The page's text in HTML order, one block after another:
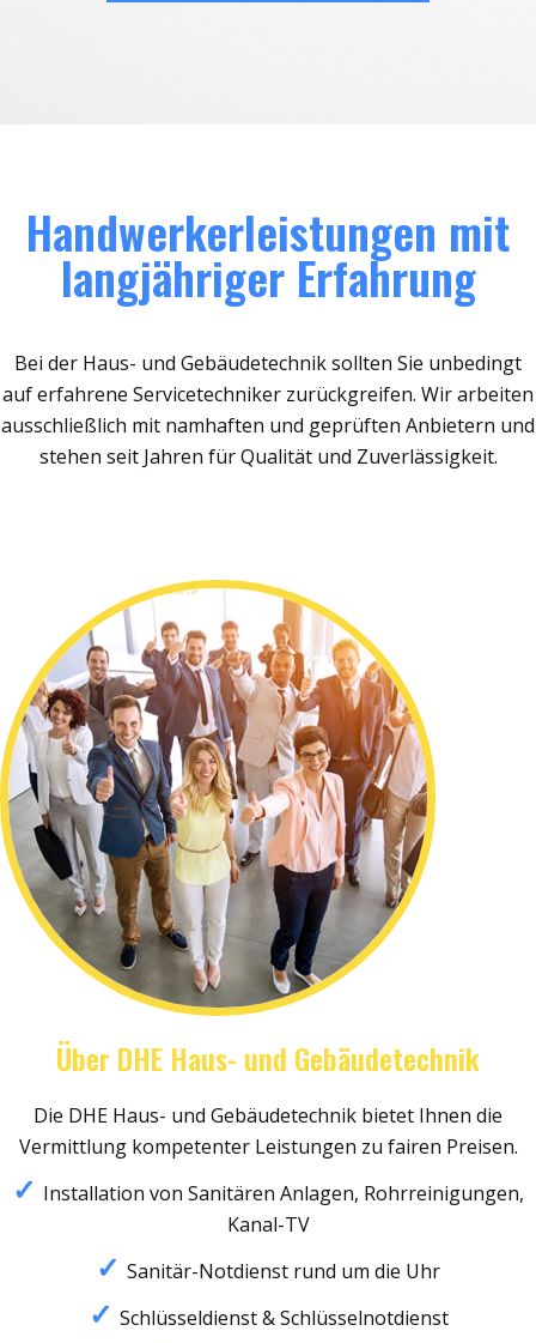
Handwerkerleistungen mit
langjähriger Erfahrung
Bei der Haus- und Gebäudetechnik sollten Sie unbedingt
auf erfahrene Servicetechniker zurückgreifen. Wir arbeiten
ausschließlich mit namhaften und geprüften Anbietern und
stehen seit Jahren für Qualität und Zuverlässigkeit.
Über DHE Haus- und Gebäudetechnik
Die DHE Haus- und Gebäudetechnik bietet Ihnen die
Vermittlung kompetenter Leistungen zu fairen Preisen.
Installation von Sanitären Anlagen, Rohrreinigungen,
Kanal-TV
Sanitär-Notdienst rund um die Uhr
Schlüsseldienst & Schlüsselnotdienst